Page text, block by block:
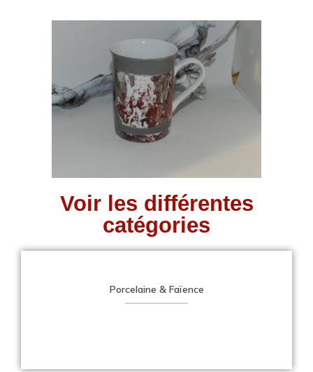
Voir les différentes
catégories
Porcelaine & Faïence